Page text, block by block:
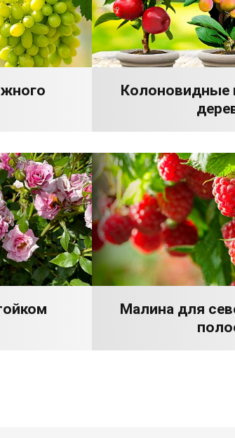
Колоновидные
Малина для